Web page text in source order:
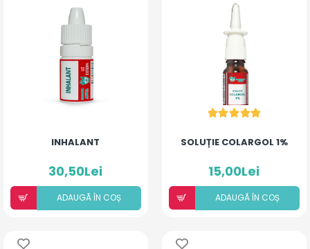
INHALANT
30,50Lei
ADAUGÃ ÎN COȘ
SOLUȚIE COLARGOL 1%
15,00Lei
ADAUGÃ ÎN COȘ